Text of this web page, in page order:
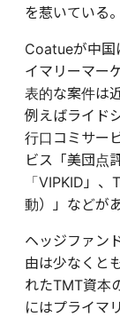
を惹いている。
Coatueが中国
イマリーマー
表的な案件は
例えばライド
行口コミサー
ビス「美団点
「VIPKID」
動）」などがあ
ヘッジファン
由は少なくと
れたTMT資本
にはプライマ